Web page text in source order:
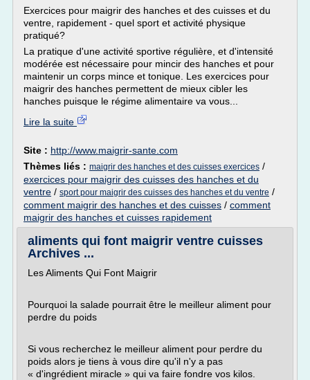
Exercices pour maigrir des hanches et des cuisses et du
ventre, rapidement - quel sport et activité physique
pratiqué?
La pratique d'une activité sportive régulière, et d'intensité
modérée est nécessaire pour mincir des hanches et pour
maintenir un corps mince et tonique. Les exercices pour
maigrir des hanches permettent de mieux cibler les
hanches puisque le régime alimentaire va vous...
Lire la suite
Site : http://www.maigrir-sante.com
Thèmes liés : maigrir des hanches et des cuisses exercices /
exercices pour maigrir des cuisses des hanches et du
ventre / sport pour maigrir des cuisses des hanches et du ventre /
comment maigrir des hanches et des cuisses / comment
maigrir des hanches et cuisses rapidement
aliments qui font maigrir ventre cuisses
Archives ...
Les Aliments Qui Font Maigrir
Pourquoi la salade pourrait être le meilleur aliment pour
perdre du poids
Si vous recherchez le meilleur aliment pour perdre du
poids alors je tiens à vous dire qu'il n'y a pas
« d'ingrédient miracle » qui va faire fondre vos kilos.